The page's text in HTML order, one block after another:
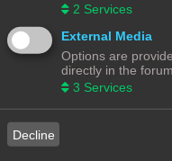
eigen D-drive en de map
2 Services
External Media
Options are
directly in the forum.
3 Services
Decline